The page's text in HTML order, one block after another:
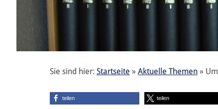
Sie sind hier: Startseite » Aktuelle Themen »
teilen teilen